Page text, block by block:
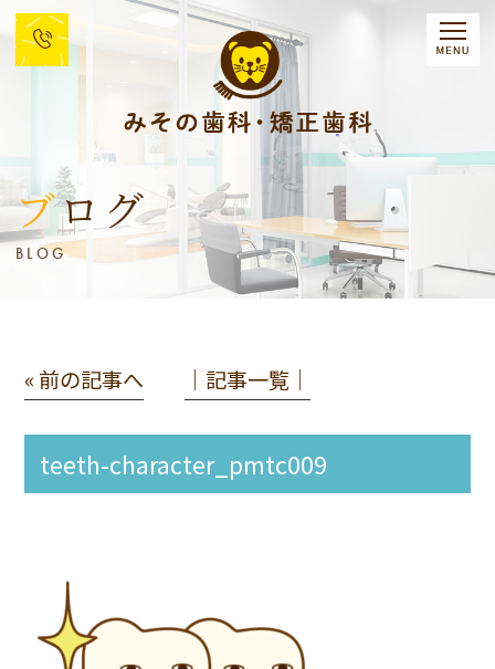
ブログ
BLOG
« 前の記事へ │記事一覧│
teeth-character_pmtc009